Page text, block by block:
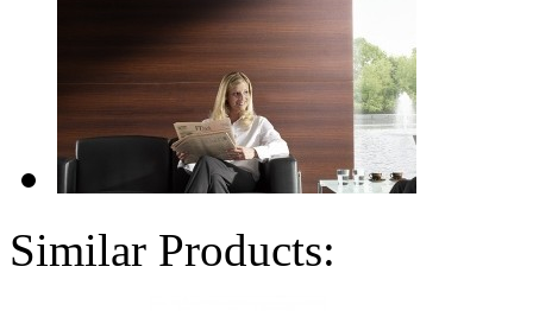
Similar Products: